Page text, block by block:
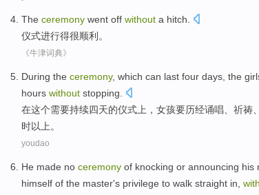
The ceremony went off without a hitch.
仪式进行得很顺利 。
《牛津词典》
During the ceremony, which can last four days , the
hours without stopping
在这个需要持续四天的仪式 上， 女孩要历经诵唱 祈祷
时以上 。
youdao
He made no ceremony of knocking or announcing his
himself of the master's privilege to walk straight in,